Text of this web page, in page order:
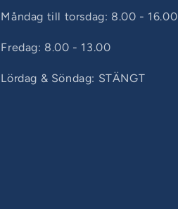
Måndag till torsdag: 8.00 - 16.00
Fredag: 8.00 - 13.00
Lördag & Söndag: STÄNGT